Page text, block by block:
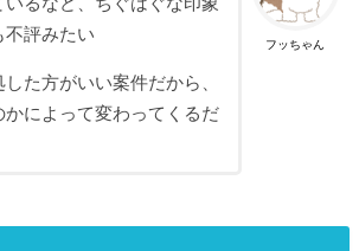
フッちゃん
不評みたい
た方がいい案件だから、
によって変わってくるだ